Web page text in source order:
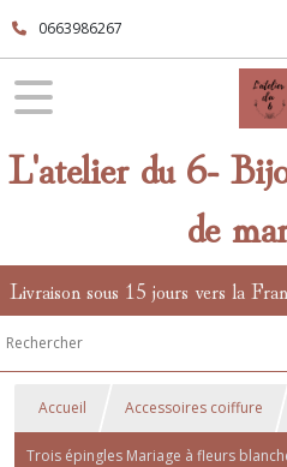
0663986267
L'atelier du 6-
de
Accueil Accessoires coiffure
Trois épingles Mariage à fleurs